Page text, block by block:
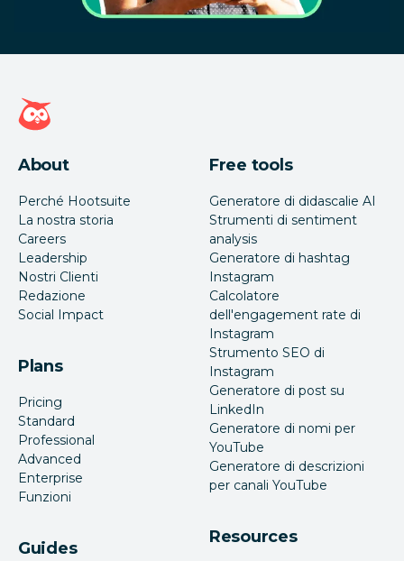
Home page di Hootsuite
About
Perché Hootsuite
La nostra storia
Careers
Leadership
Nostri Clienti
Redazione
Social Impact
Plans
Pricing
Standard
Professional
Advanced
Enterprise
Funzioni
Guides
Free tools
Generatore di didascalie AI
Strumenti di sentiment
analysis
Generatore di hashtag
Instagram
Calcolatore
dell'engagement rate di
Instagram
Strumento SEO di
Instagram
Generatore di post su
LinkedIn
Generatore di nomi per
YouTube
Generatore di descrizioni
per canali YouTube
Resources